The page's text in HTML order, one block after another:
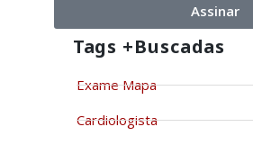
Assinar
Tags +buscadas
Exame Mapa
Cardiologista